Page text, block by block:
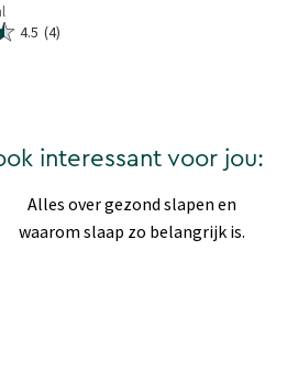
4.5 (4)
interessant voor jou:
Alles over gezond slapen en
waarom slaap zo belangrijk is.